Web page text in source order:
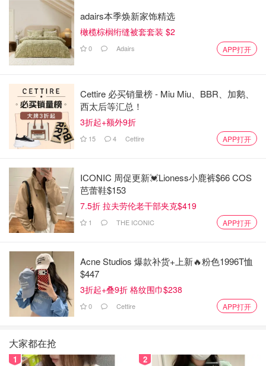
adairs本季焕新家饰精选
橄榄棕榈绗缝被套套装 $2
0 Adairs APP打开
Cettire 必买销量榜 - Miu Miu、BBR、加鹅、
西太后等汇总！
3折起+额外9折
15 4 Cettire APP打开
ICONIC 周促更新💓Lioness小鹿裤$66 COS
芭蕾鞋$153
7.5折 拉夫劳伦老干部夹克$419
1 THE ICONIC APP打开
Acne Studios 爆款补货+上新🔥粉色1996T恤
$447
3折起+叠9折 格纹围巾$238
0 Cettire APP打开
大家都在抢
1 2